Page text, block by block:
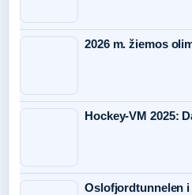
2026 m. žiemos
Hockey-VM 2025:
Oslofjordtunnelen